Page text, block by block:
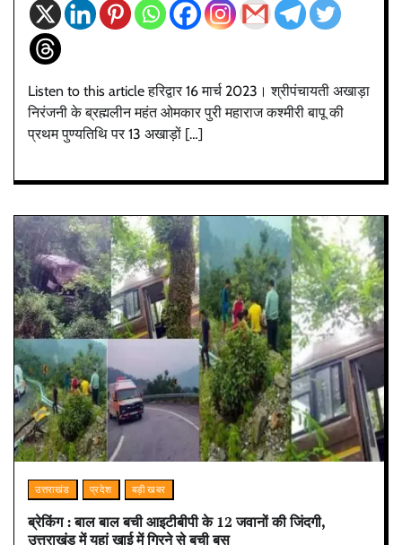
Listen to this article हरिद्वार 16 मार्च 2023। श्रीपंचायती अखाड़ा
निरंजनी के ब्रह्मलीन महंत ओमकार पुरी महाराज कश्मीरी बापू की
प्रथम पुण्यतिथि पर 13 अखाड़ों […]
उत्तराखंड प्रदेश बड़ी खबर
ब्रेकिंग : बाल बाल बची आइटीबीपी के 12 जवानों की जिंदगी,
उत्तराखंड में यहां खाई में गिरने से बची बस